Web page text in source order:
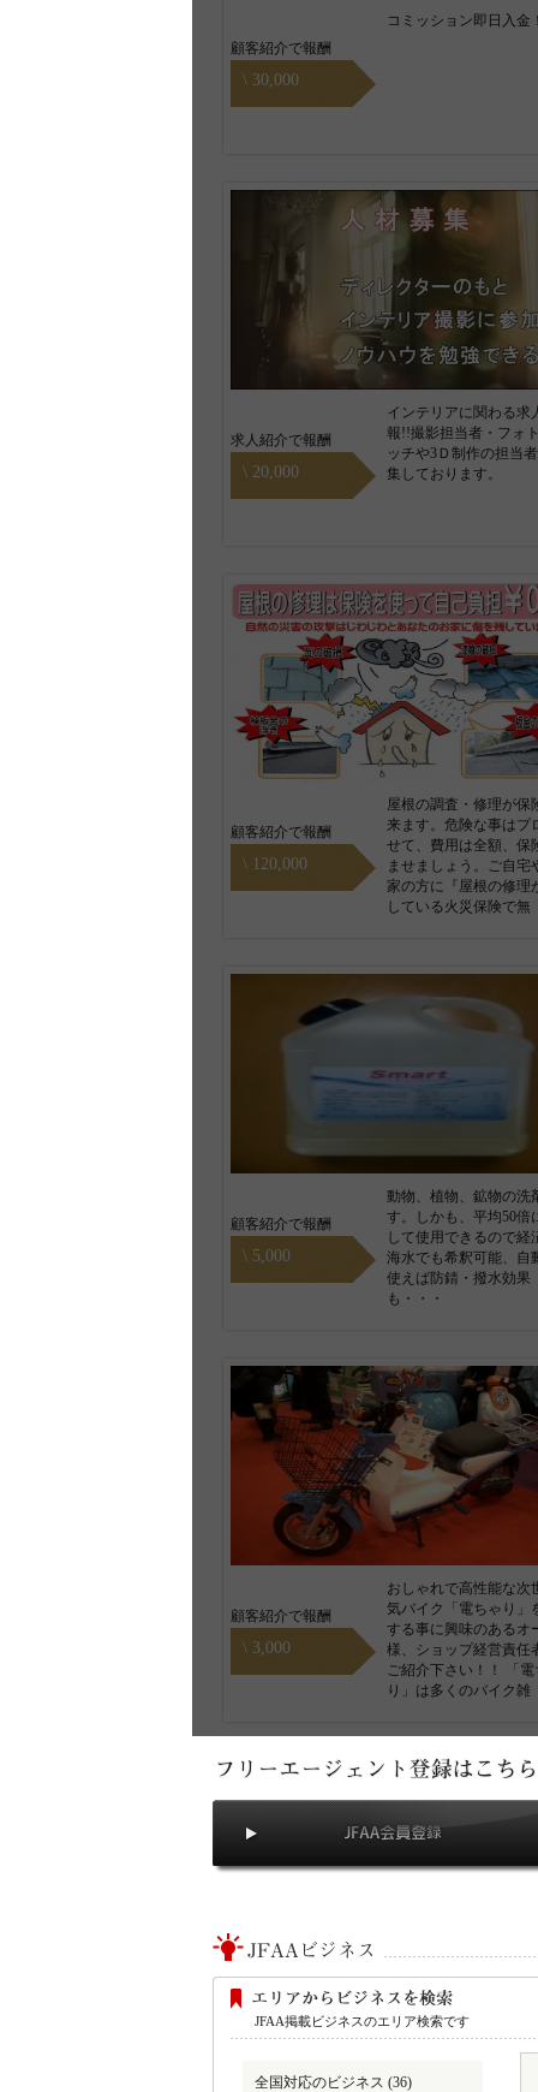
コミッション即日入金
\ 30,000
顧客紹介で報酬
インテリアに関わる求
報!!撮影担当者・フォ
ッチや3Ｄ制作の担当
集しております。
\ 20,000
求人紹介で報酬
屋根の調査・修理が保
来ます。危険な事はプ
せて、費用は全額、保
ませましょう。ご自宅
家の方に『屋根の修理
している火災保険で無
\ 120,000
顧客紹介で報酬
動物、植物、鉱物の洗
す。しかも、平均50倍
して使用できるので経
海水でも希釈可能、自
使えば防錆・撥水効果
も・・・
\ 5,000
顧客紹介で報酬
おしゃれで高性能な次
気バイク「電ちゃり」
する事に興味のあるオ
様、ショップ経営責任
ご紹介下さい！！ 「電
り」は多くのバイク雑
\ 3,000
顧客紹介で報酬
JFAA掲載ビジネスのエリア検索です
全国対応のビジネス (36)